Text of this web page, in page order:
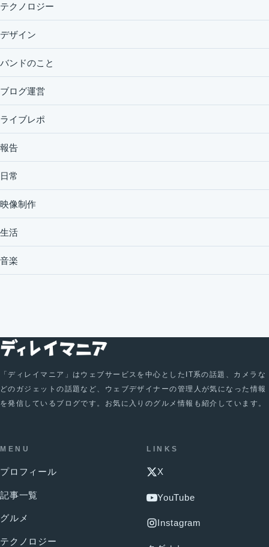
テクノロジー
デザイン
バンドのこと
ブログ運営
ライブレポ
報告
日常
映像制作
生活
音楽
「ディレイマニア」はウェブサービスを中心としたIT系の話題、カメラな
どのガジェットの話題など、ウェブデザイナーの管理人が気になった情報
を発信しているブログです。お気に入りのグルメ情報も紹介しています。
MENU
プロフィール
記事一覧
グルメ
テクノロジー
LINKS
X
YouTube
Instagram